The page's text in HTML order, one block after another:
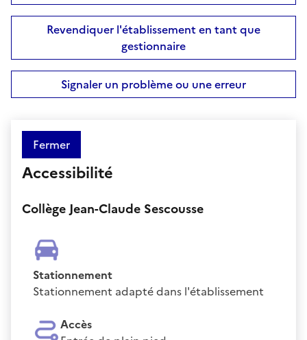
Revendiquer l'établissement en tant que
gestionnaire
Signaler un problème ou une erreur
Fermer
Accessibilité
Collège Jean-Claude Sescousse
Stationnement
Stationnement adapté dans l'établissement
Accès